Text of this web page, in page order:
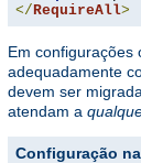
</RequireAll>
Em configurações
adequadamente
devem ser
atendam a
Configuração